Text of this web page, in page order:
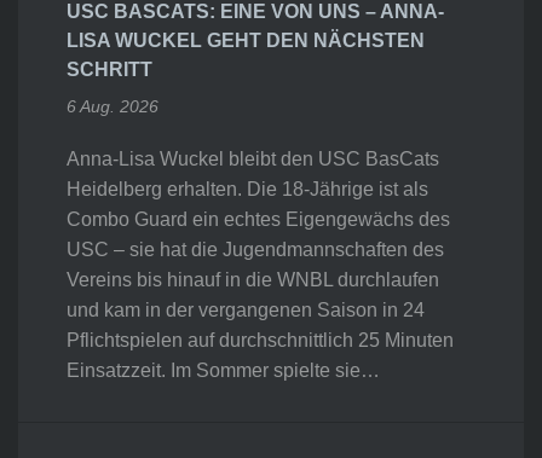
USC BASCATS: EINE VON UNS – ANNA-
LISA WUCKEL GEHT DEN NÄCHSTEN
SCHRITT
6 Aug. 2026
Anna-Lisa Wuckel bleibt den USC BasCats
Heidelberg erhalten. Die 18-Jährige ist als
Combo Guard ein echtes Eigengewächs des
USC – sie hat die Jugendmannschaften des
Vereins bis hinauf in die WNBL durchlaufen
und kam in der vergangenen Saison in 24
Pflichtspielen auf durchschnittlich 25 Minuten
Einsatzzeit. Im Sommer spielte sie…